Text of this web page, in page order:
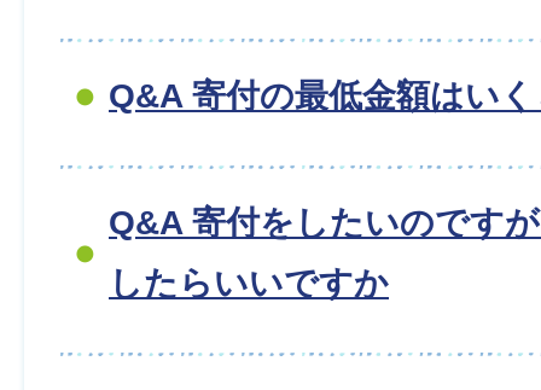
Q&A 寄付の最低金額はい
Q&A 寄付をしたいのです
したらいいですか